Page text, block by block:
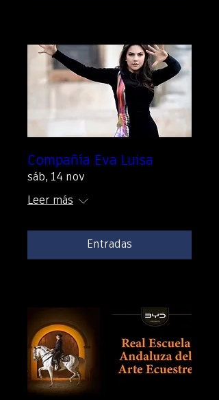
Compañía Eva Luisa
sáb, 14 nov
Leer más
Entradas